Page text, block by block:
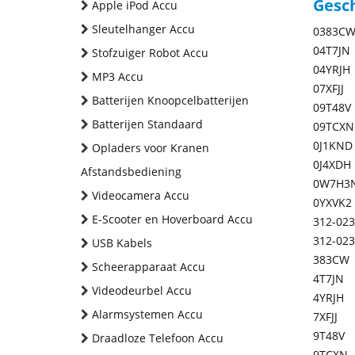
Apple iPod Accu
Sleutelhanger Accu
Stofzuiger Robot Accu
MP3 Accu
Batterijen Knoopcelbatterijen
Batterijen Standaard
Opladers voor Kranen
Afstandsbediening
Videocamera Accu
E-Scooter en Hoverboard Accu
USB Kabels
Scheerapparaat Accu
Videodeurbel Accu
Alarmsystemen Accu
Draadloze Telefoon Accu
0383CW
04T7JN
04YRJH
07XFJJ
09T48V
09TCXN
0J1KND
0J4XDH
0YXVK2
312-
312-
383CW
4T7JN
4YRJH
7XFJJ
9T48V